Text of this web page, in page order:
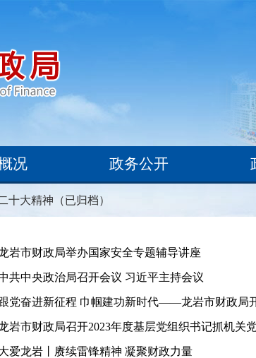
况 政务公开
十大精神（已归档）
岩市财政局举办国家安全专题辅导讲座
共中央政治局召开会议 习近平主持会议
党奋进新征程 巾帼建功新时代——龙岩市财政局
岩市财政局召开2023年度基层党组织书记抓机关
爱龙岩丨赓续雷锋精神 凝聚财政力量